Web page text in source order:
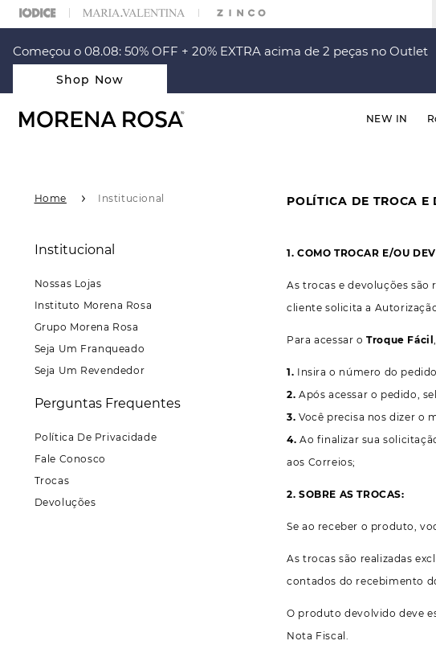
ESCOLHER SEU LOOK?FALE COM NOSSA PERSONAL SHOPPER.
Começou o 08.08: 50% OFF + 20% EXTRA acima de 2 peças no Outlet
Shop Now
NEW IN
Home Institucional
Institucional
Nossas Lojas
Instituto Morena Rosa
Grupo Morena Rosa
Seja Um Franqueado
Seja Um Revendedor
Perguntas Frequentes
Política De Privacidade
Fale Conosco
Trocas
Devoluções
POLÍTICA DE TROCA E
1. COMO TROCAR E/OU
As trocas e devoluções são
cliente solicita a
Para acessar oTroque Fácil,
1. Insira o número do
2. Após acessar o pedido,
3. Você precisa nos dizer o
4. Ao finalizar sua
aos Correios;
2. SOBRE AS TROCAS:
Se ao receber o produto,
As trocas são realizadas
contados do recebimento
O produto devolvido deve
Nota Fiscal.